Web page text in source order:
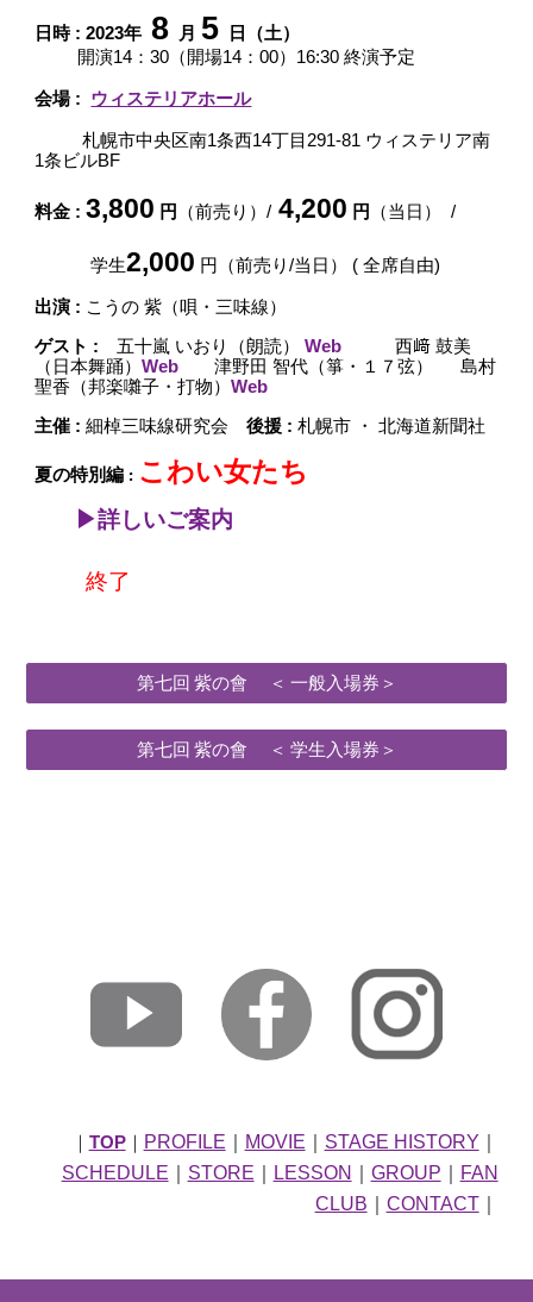
日時 : 2023年8 月 5
日（土）
開演14：30（開場14：00）16:30 終演予定
会場 : ウィステリアホール
札幌市中央区南1条西14丁目291-81 ウィステリア南
1条ビルBF
料金 :3,800 円 （前売り）/ 4,200 円 （当日） /
学生2,000 円（前売り/当日） ( 全席自由)
出演 : こうの 紫（唄・三味線）
ゲスト : 五十嵐 いおり（朗読）Web 西﨑 鼓美
（日本舞踊）Web 津野田 智代（箏・１７弦）
島村
聖香（邦楽囃子・打物）Web
主催 : 細棹三味線研究会後援 : 札幌市 ・ 北海道新聞社
夏の特別編 : こわい女たち
▶詳しいご案内
終了
第七回 紫の會 ＜ 一般入場券＞
第七回 紫の會 ＜ 学生入場券＞
TOP｜ PROFILE MOVIE STAGE HISTORY
SCHEDULE
STORE LESSON GROUP
FAN
CLUB
CONTACT｜